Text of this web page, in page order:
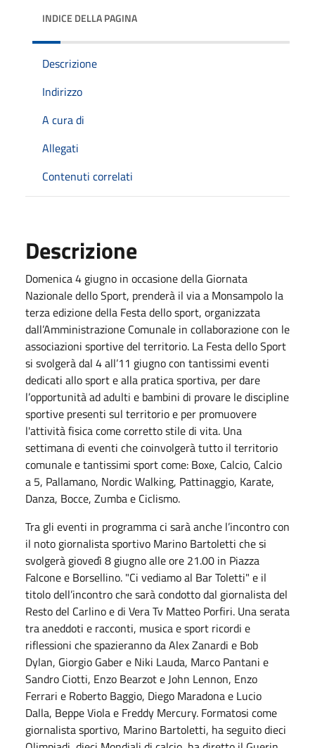
INDICE DELLA PAGINA
Descrizione
Indirizzo
A cura di
Allegati
Contenuti correlati
Descrizione
Domenica 4 giugno in occasione della Giornata
Nazionale dello Sport, prenderà il via a Monsampolo la
terza edizione della Festa dello sport, organizzata
dall’Amministrazione Comunale in collaborazione con le
associazioni sportive del territorio. La Festa dello Sport
si svolgerà dal 4 all’11 giugno con tantissimi eventi
dedicati allo sport e alla pratica sportiva, per dare
l’opportunità ad adulti e bambini di provare le discipline
sportive presenti sul territorio e per promuovere
l'attività fisica come corretto stile di vita. Una
settimana di eventi che coinvolgerà tutto il territorio
comunale e tantissimi sport come: Boxe, Calcio, Calcio
a 5, Pallamano, Nordic Walking, Pattinaggio, Karate,
Danza, Bocce, Zumba e Ciclismo.
Tra gli eventi in programma ci sarà anche l’incontro con
il noto giornalista sportivo Marino Bartoletti che si
svolgerà giovedì 8 giugno alle ore 21.00 in Piazza
Falcone e Borsellino. "Ci vediamo al Bar Toletti" e il
titolo dell’incontro che sarà condotto dal giornalista del
Resto del Carlino e di Vera Tv Matteo Porfiri. Una serata
tra aneddoti e racconti, musica e sport ricordi e
riflessioni che spazieranno da Alex Zanardi e Bob
Dylan, Giorgio Gaber e Niki Lauda, Marco Pantani e
Sandro Ciotti, Enzo Bearzot e John Lennon, Enzo
Ferrari e Roberto Baggio, Diego Maradona e Lucio
Dalla, Beppe Viola e Freddy Mercury. Formatosi come
giornalista sportivo, Marino Bartoletti, ha seguito dieci